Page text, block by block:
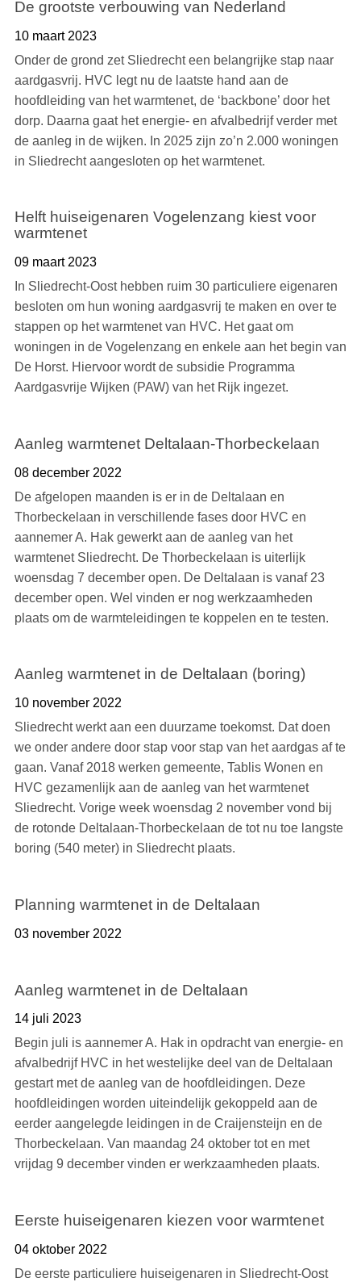
De grootste verbouwing van Nederland
10 maart 2023
Onder de grond zet Sliedrecht een belangrijke stap naar
aardgasvrij. HVC legt nu de laatste hand aan de
hoofdleiding van het warmtenet, de ‘backbone’ door het
dorp. Daarna gaat het energie- en afvalbedrijf verder met
de aanleg in de wijken. In 2025 zijn zo’n 2.000 woningen
in Sliedrecht aangesloten op het warmtenet.
Helft huiseigenaren Vogelenzang kiest voor
warmtenet
09 maart 2023
In Sliedrecht-Oost hebben ruim 30 particuliere eigenaren
besloten om hun woning aardgasvrij te maken en over te
stappen op het warmtenet van HVC. Het gaat om
woningen in de Vogelenzang en enkele aan het begin van
De Horst. Hiervoor wordt de subsidie Programma
Aardgasvrije Wijken (PAW) van het Rijk ingezet.
Aanleg warmtenet Deltalaan-Thorbeckelaan
08 december 2022
De afgelopen maanden is er in de Deltalaan en
Thorbeckelaan in verschillende fases door HVC en
aannemer A. Hak gewerkt aan de aanleg van het
warmtenet Sliedrecht. De Thorbeckelaan is uiterlijk
woensdag 7 december open. De Deltalaan is vanaf 23
december open. Wel vinden er nog werkzaamheden
plaats om de warmteleidingen te koppelen en te testen.
Aanleg warmtenet in de Deltalaan (boring)
10 november 2022
Sliedrecht werkt aan een duurzame toekomst. Dat doen
we onder andere door stap voor stap van het aardgas af te
gaan. Vanaf 2018 werken gemeente, Tablis Wonen en
HVC gezamenlijk aan de aanleg van het warmtenet
Sliedrecht. Vorige week woensdag 2 november vond bij
de rotonde Deltalaan-Thorbeckelaan de tot nu toe langste
boring (540 meter) in Sliedrecht plaats.
Planning warmtenet in de Deltalaan
03 november 2022
Aanleg warmtenet in de Deltalaan
14 juli 2023
Begin juli is aannemer A. Hak in opdracht van energie- en
afvalbedrijf HVC in het westelijke deel van de Deltalaan
gestart met de aanleg van de hoofdleidingen. Deze
hoofdleidingen worden uiteindelijk gekoppeld aan de
eerder aangelegde leidingen in de Craijensteijn en de
Thorbeckelaan. Van maandag 24 oktober tot en met
vrijdag 9 december vinden er werkzaamheden plaats.
Eerste huiseigenaren kiezen voor warmtenet
04 oktober 2022
De eerste particuliere huiseigenaren in Sliedrecht-Oost